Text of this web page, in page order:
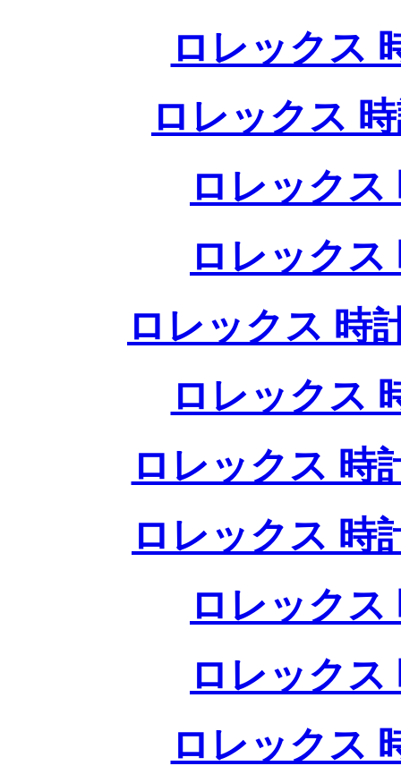
ロレックス
ロレックス
ロレックス
ロレックス
ロレックス 時
ロレックス
ロレックス 時
ロレックス 時
ロレックス
ロレックス
ロレックス